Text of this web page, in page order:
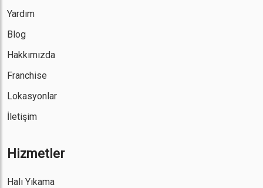
Yardım
Blog
Hakkımızda
Franchise
Lokasyonlar
İletişim
Hizmetler
Halı Yıkama